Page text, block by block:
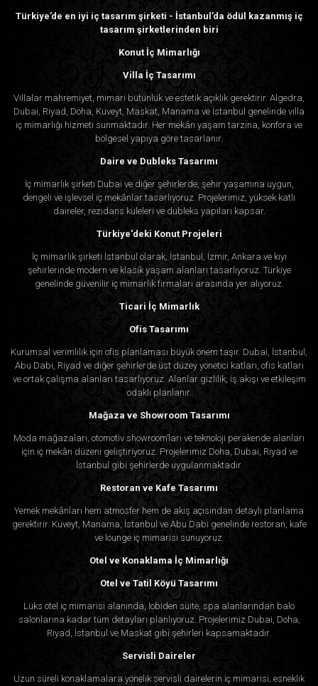
Türkiye’de en iyi iç tasarım şirketi - İstanbul’da ödül kazanmış iç
tasarım şirketlerinden biri
Konut İç Mimarlığı
Villa İç Tasarımı
Villalar mahremiyet, mimari bütünlük ve estetik açıklık gerektirir. Algedra,
Dubai, Riyad, Doha, Kuveyt, Maskat, Manama ve İstanbul genelinde villa
iç mimarlığı hizmeti sunmaktadır. Her mekân yaşam tarzına, konfora ve
bölgesel yapıya göre tasarlanır.
Daire ve Dubleks Tasarımı
İç mimarlık şirketi Dubai ve diğer şehirlerde, şehir yaşamına uygun,
dengeli ve işlevsel iç mekânlar tasarlıyoruz. Projelerimiz, yüksek katlı
daireler, rezidans kuleleri ve dubleks yapıları kapsar.
Türkiye'deki Konut Projeleri
İç mimarlık şirketi İstanbul olarak, İstanbul, İzmir, Ankara ve kıyı
şehirlerinde modern ve klasik yaşam alanları tasarlıyoruz. Türkiye
genelinde güvenilir iç mimarlık firmaları arasında yer alıyoruz.
Ticari İç Mimarlık
Ofis Tasarımı
Kurumsal verimlilik için ofis planlaması büyük önem taşır. Dubai, İstanbul,
Abu Dabi, Riyad ve diğer şehirlerde üst düzey yönetici katları, ofis katları
ve ortak çalışma alanları tasarlıyoruz. Alanlar gizlilik, iş akışı ve etkileşim
odaklı planlanır.
Mağaza ve Showroom Tasarımı
Moda mağazaları, otomotiv showroom’ları ve teknoloji perakende alanları
için iç mekân düzeni geliştiriyoruz. Projelerimiz Doha, Dubai, Riyad ve
İstanbul gibi şehirlerde uygulanmaktadır.
Restoran ve Kafe Tasarımı
Yemek mekânları hem atmosfer hem de akış açısından detaylı planlama
gerektirir. Kuveyt, Manama, İstanbul ve Abu Dabi genelinde restoran, kafe
ve lounge iç mimarisi sunuyoruz.
Otel ve Konaklama İç Mimarlığı
Otel ve Tatil Köyü Tasarımı
Lüks otel iç mimarisi alanında, lobiden süite, spa alanlarından balo
salonlarına kadar tüm detayları planlıyoruz. Projelerimiz Dubai, Doha,
Riyad, İstanbul ve Maskat gibi şehirleri kapsamaktadır.
Servisli Daireler
Uzun süreli konaklamalara yönelik servisli dairelerin iç mimarisi, esneklik